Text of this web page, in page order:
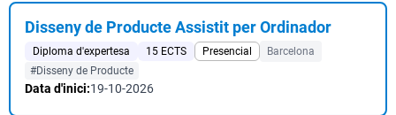
Disseny de Producte Assistit per Ordinador
Diploma d'expertesa 15 ECTS Presencial
Barcelona
#Disseny de Producte
Data d'inici:19-10-2026